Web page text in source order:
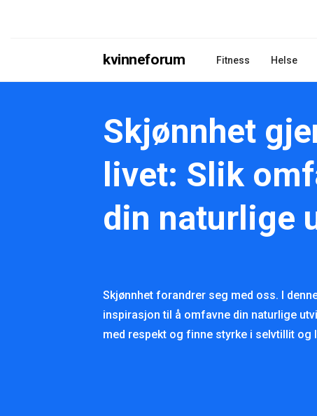
kvinneforum Fitness Helse
Skjønnhet
livet: Slik
din naturlige
Skjønnhet forandrer seg med oss. I
inspirasjon til å omfavne din naturlige
med respekt og finne styrke i selvtillit og